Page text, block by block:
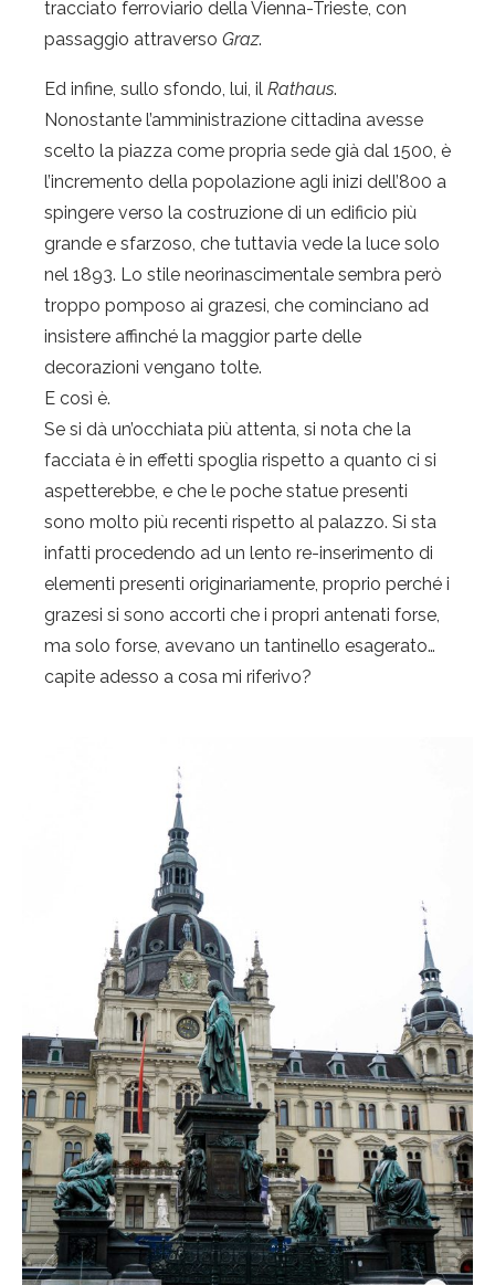
tracciato ferroviario della Vienna-Trieste, con
passaggio attraverso Graz.
Ed infine, sullo sfondo, lui, il Rathaus.
Nonostante l’amministrazione cittadina avesse
scelto la piazza come propria sede già dal 1500, è
l’incremento della popolazione agli inizi dell’800 a
spingere verso la costruzione di un edificio più
grande e sfarzoso, che tuttavia vede la luce solo
nel 1893. Lo stile neorinascimentale sembra però
troppo pomposo ai grazesi, che cominciano ad
insistere affinché la maggior parte delle
decorazioni vengano tolte.
E così è.
Se si dà un’occhiata più attenta, si nota che la
facciata è in effetti spoglia rispetto a quanto ci si
aspetterebbe, e che le poche statue presenti
sono molto più recenti rispetto al palazzo. Si sta
infatti procedendo ad un lento re-inserimento di
elementi presenti originariamente, proprio perché i
grazesi si sono accorti che i propri antenati forse,
ma solo forse, avevano un tantinello esagerato…
capite adesso a cosa mi riferivo?